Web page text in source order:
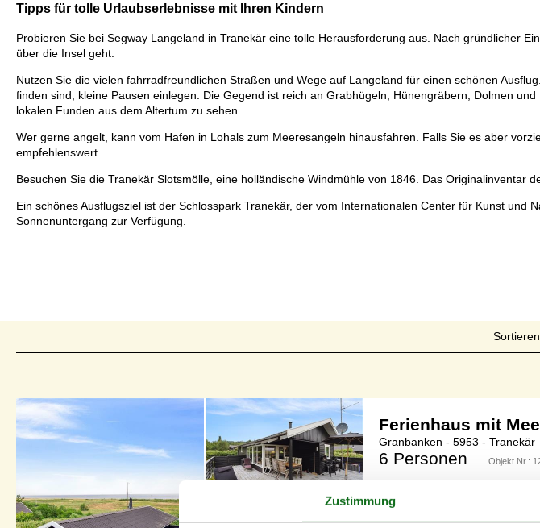
Tipps für tolle Urlaubserlebnisse mit Ihren Kindern
Probieren Sie bei Segway Langeland in Tranekär eine tolle Herausforderung aus. Nach gründlicher
über die Insel geht.
Nutzen Sie die vielen fahrradfreundlichen Straßen und Wege auf Langeland für einen schönen
finden sind, kleine Pausen einlegen. Die Gegend ist reich an Grabhügeln, Hünengräbern, Dolmen
lokalen Funden aus dem Altertum zu sehen.
Wer gerne angelt, kann vom Hafen in Lohals zum Meeresangeln hinausfahren. Falls Sie es aber
empfehlenswert.
Besuchen Sie die Tranekär Slotsmölle, eine holländische Windmühle von 1846. Das
Ein schönes Ausflugsziel ist der Schlosspark Tranekär, der vom Internationalen Center für Kunst
Sonnenuntergang zur Verfügung.
Ferienhaus mit
Granbanken - 5953 - Tranekär
6 Personen Objekt Nr.:
Zustimmung